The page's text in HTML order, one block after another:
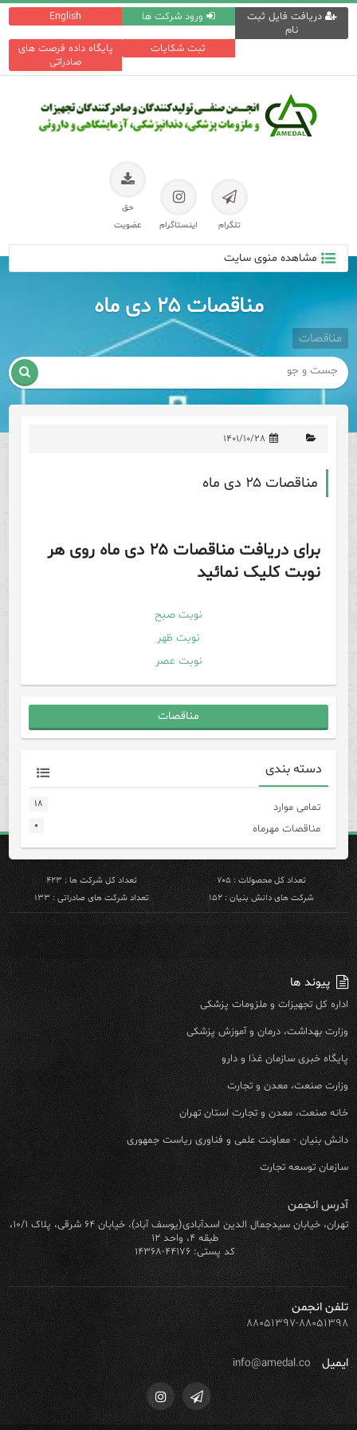
English ورود شرکت ها
دریافت فایل ثبت
نام
پایگاه داده فرصت های
صادراتی
ثبت شکایات
تلگرام اینستاگرام
حق
عضویت
مشاهده منوی سایت
مناقصات ۲۵ دی ماه
مناقصات

۱۴۰۱/۱۰/۲۸
مناقصات ۲۵ دی ماه
برای دریافت مناقصات ۲۵ دی ماه روی هر
نوبت کلیک نمائید
نوبت صبح
نوبت ظهر
نوبت عصر
مناقصات
دسته بندی
تمامی موارد ۱۸
مناقصات مهرماه ۰
تعداد کل محصولات : ۷۰۵
تعداد کل شرکت ها : ۴۲۳
شرکت های دانش بنیان : ۱۵۲
تعداد شرکت های صادراتی : ۱۳۳
پیوند ها
اداره کل تجهیزات و ملزومات پزشکی
وزارت بهداشت، درمان و آموزش پزشکی
پایگاه خبری سازمان غذا و دارو
وزارت صنعت، معدن و تجارت
خانه صنعت، معدن و تجارت استان تهران
دانش بنیان - معاونت علمی و فناوری ریاست جمهوری
سازمان توسعه تجارت
آدرس انجمن
تهران، خیابان سیدجمال الدین اسدآبادی(یوسف آباد)، خیابان ۶۴ شرقی، پلاک ۱۰/۱،
طبقه ۴، واحد ۱۲
کد پستی: ۴۴۱۷۶-۱۴۳۶۸
تلفن انجمن
۸۸۰۵۱۳۹۷-۸۸۰۵۱۳۹۸
ایمیل info@amedal.co